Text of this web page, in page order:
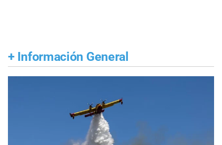
+ Información General